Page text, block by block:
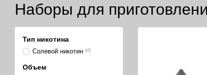
Наборы для
Тип никотина
Солевой никотин 45
Объем